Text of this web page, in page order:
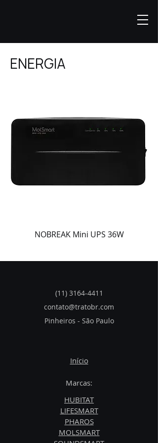
ENERGIA
NOBREAK Mini UPS 36W
(11) 3164-4411
contato@tratobr.com
Pinheiros - São Paulo
Início
Marcas:
HUBITAT
LIFESMART
PHAROS
MOLSMART